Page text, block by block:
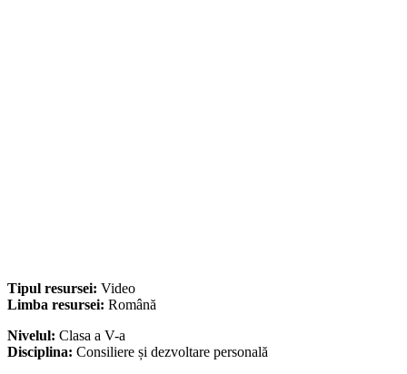
Tipul resursei: Video
Limba resursei: Română
Nivelul: Clasa a V-a
Disciplina: Consiliere și dezvoltare personală